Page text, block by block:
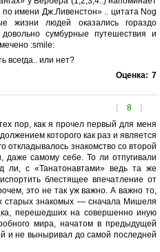
имени Дж.Ливенстон» .. цитата Nog
жизни людей оказались гораздо
сумбурные путешествия и
:smile:
всегда.. или нет?
Оценка: 7
[ 8 ]
пор, как я прочел первый для меня
которого как раз и является
откладывалось знакомство со второй
даже самому себе. То ли отпугивали
ли, с «Танатонавтами» ведь та же
блестящее впечатление от
это не так уж важно. А важно то,
старых знакомых — сначала Мишеля
перешедших на совершенно иную
мира, начатом в предыдущей
и не выныривал до самой последней